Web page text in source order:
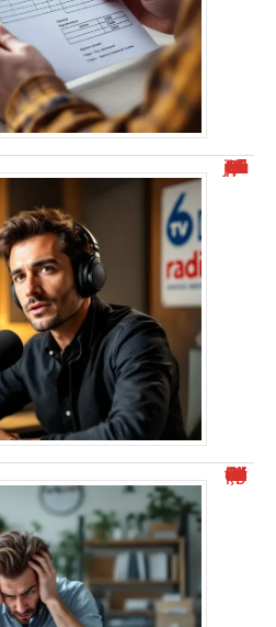
“Alexis Morel journaliste : Qui est-il et quel est son parcours ?”
“Numéro de téléphone commençant par 0424 : Comment éviter le démarchage ?”